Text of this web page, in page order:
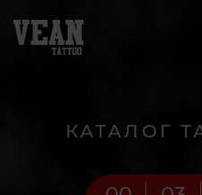
КАТАЛОГ